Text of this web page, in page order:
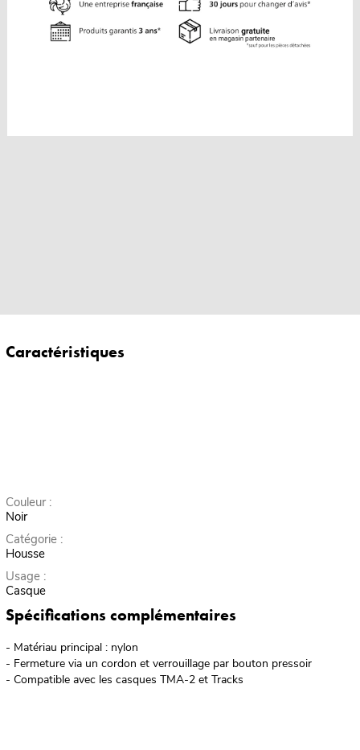
Caractéristiques
Couleur :
Noir
Catégorie :
Housse
Usage :
Casque
Spécifications complémentaires
- Matériau principal : nylon
- Fermeture via un cordon et verrouillage par bouton pressoir
- Compatible avec les casques TMA-2 et Tracks